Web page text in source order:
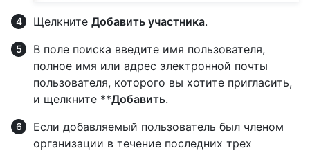
Щелкните Добавить участника.
В поле поиска введите имя пользователя,
полное имя или адрес электронной почты
пользователя, которого вы хотите пригласить,
и щелкните **Добавить.
Если добавляемый пользователь был членом
организации в течение последних трех